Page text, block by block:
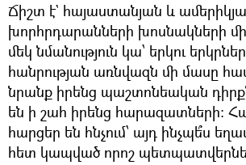
Ճիշտ է` հայաստանյան և
խորհրդարանների խոսնակների
մեկ նմանություն կա՝ երկու
հանրության առնվազն մի մասը
նրանք իրենց պաշտոնեական
են ի շահ իրենց հարազատների։
հարցեր են հնչում՝ այդ ինչպե՞ս
հետ կապված որոշ